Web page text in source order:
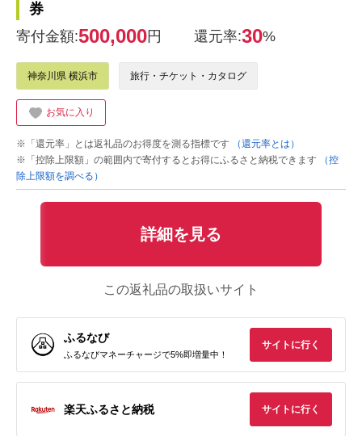
券
寄付金額:500,000円 還元率:30%
神奈川県 横浜市 旅行・チケット・カタログ
お気に入り
※「還元率」とは返礼品のお得度を測る指標です
（還元率とは）
※「控除上限額」の範囲内で寄付するとお得にふるさと納税できます
（控
除上限額を調べる）
詳細を見る
この返礼品の取扱いサイト
ふるなび
ふるなびマネーチャージで5%即増量中！
サイトに行く
楽天ふるさと納税 サイトに行く